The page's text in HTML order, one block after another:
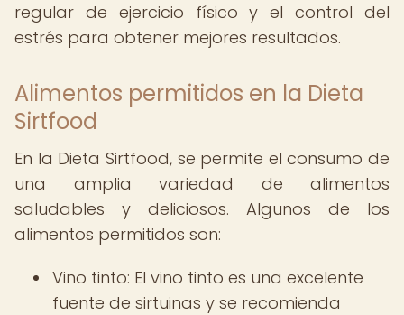
regular de ejercicio físico y el control del
estrés para obtener mejores resultados.
Alimentos permitidos en la Dieta
Sirtfood
En la Dieta Sirtfood, se permite el consumo de
una amplia variedad de alimentos
saludables y deliciosos. Algunos de los
alimentos permitidos son:
Vino tinto: El vino tinto es una excelente
fuente de sirtuinas y se recomienda